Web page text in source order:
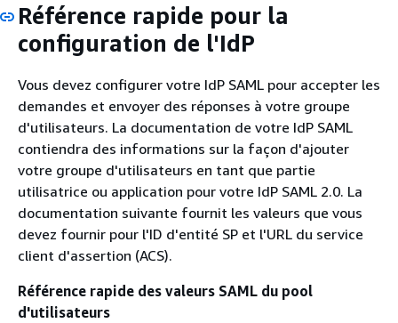
Référence rapide pour la
configuration de l'IdP
Vous devez configurer votre IdP SAML pour accepter les
demandes et envoyer des réponses à votre groupe
d'utilisateurs. La documentation de votre IdP SAML
contiendra des informations sur la façon d'ajouter
votre groupe d'utilisateurs en tant que partie
utilisatrice ou application pour votre IdP SAML 2.0. La
documentation suivante fournit les valeurs que vous
devez fournir pour l'ID d'entité SP et l'URL du service
client d'assertion (ACS).
Référence rapide des valeurs SAML du pool
d'utilisateurs